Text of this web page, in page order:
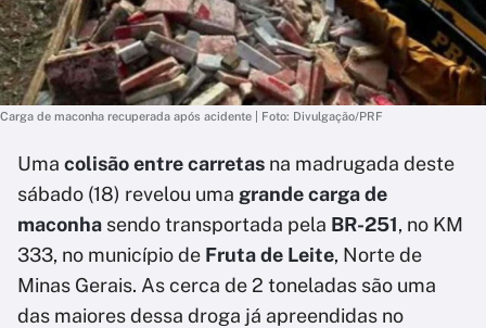
Carga de maconha recuperada após acidente | Foto: Divulgação/PRF
Uma colisão entre carretas na madrugada deste
sábado (18) revelou uma grande carga de
maconha sendo transportada pela BR-251, no KM
333, no município de Fruta de Leite, Norte de
Minas Gerais. As cerca de 2 toneladas são uma
das maiores dessa droga já apreendidas no